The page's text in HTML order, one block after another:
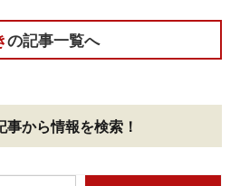
の記事一覧へ
事から情報を検索！